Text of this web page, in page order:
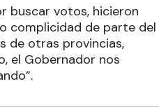
buscar votos, hicieron
complicidad de parte del
de otras provincias,
el Gobernador nos